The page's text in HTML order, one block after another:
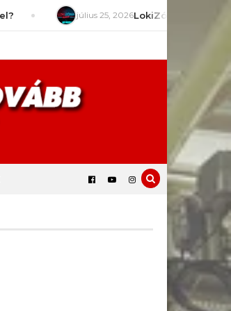
július 25, 2026LokiZóna [S9E2] – Mit